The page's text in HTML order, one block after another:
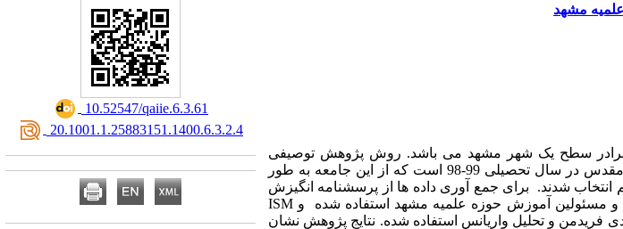
مشهد
سطح یک شهر مشهد می باشد. روش پژوهش توصیفی
تحلیلی است. جامعه آماری پژوهش، کلیه طلاب برادر سطح یک مشهد مقدس در سال تحصیلی 99-98 است که از این جامعه به طور
برای جمع آوری داده ها از پرسشنامه انگیزش
ISM و و مسئولین آموزش حوزه علمیه مشهد استفاده شده
فریدمن و تحلیل واریانس استفاده شده. نتایج پژوهش نشان
‎ 10.52547/qaiie.6.3.61
‎ 20.1001.1.25883151.1400.6.3.2.4